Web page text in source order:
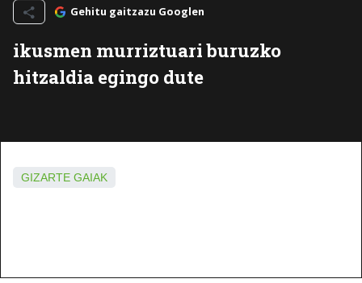
Gehitu gaitzazu Googlen
ikusmen murriztuari buruzko
hitzaldia egingo dute
GIZARTE GAIAK